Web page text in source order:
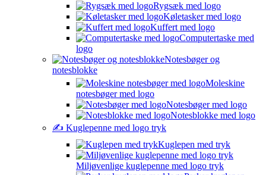
Rygsæk med logo
Køletasker med logo
Kuffert med logo
Computertaske med
logo
Notesbøger og
notesblokke
Moleskine
notesbøger med logo
Notesbøger med logo
Notesblokke med logo
✍️ Kuglepenne med logo tryk
Kuglepen med tryk
Miljøvenlige kuglepenne med logo tryk